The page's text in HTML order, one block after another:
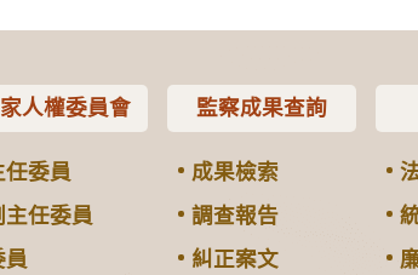
人權委員會
任委員
主任委員
員
監察成果查詢
成果檢索
調查報告
糾正案文